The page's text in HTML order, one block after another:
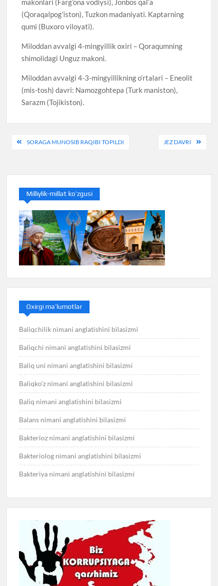
(Qoraqalpog’iston), Tuzkon madaniyati. Kaptarning
qumi (Buxoro viloyati).
Miloddan avvalgi 4-mingyillik oxiri – Qoraqumning
shimolidagi Unguz makoni.
Miloddan avvalgi 4-3-mingyillikning o’rtalari – Eneolit
(mis-tosh) davri: Namozgohtepa (Turk maniston),
Sarazm (Tojikiston).
PostSORAGA MUNOSIB RAQIBI TOPILDI JEZ DAVRI
Milliylik-millat ko’zgusi
Oxirgi ma’lumotlar
Baliqchilik nimani anglatishini bilasizmi
Baliqchi nimani anglatishini bilasizmi
Baliq uni nimani anglatishini bilasizmi
Baliqko’z nimani anglatishini bilasizmi
Baliq nimani anglatishini bilasizmi
Balans nimani anglatishini bilasizmi
Bakterioz nimani anglatishini bilasizmi
Bakteriolog nimani anglatishini bilasizmi
Bakteriya nimani anglatishini bilasizmi